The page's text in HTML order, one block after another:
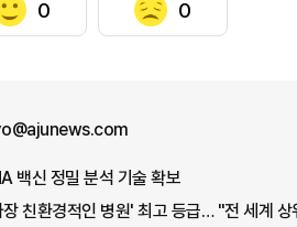
0 0
백신 정밀 분석 기술 확보
친환경적인 병원' 최고 등급… "전 세계